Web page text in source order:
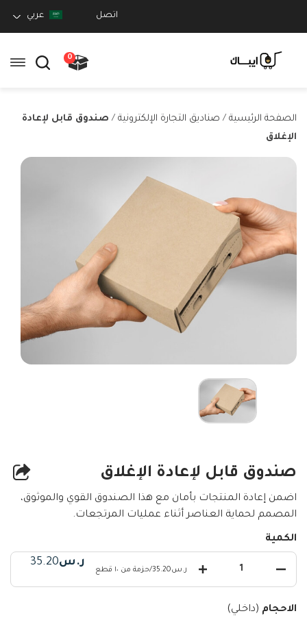
اتصل عربي
0
الصفحة الرئيسية / صناديق التجارة الإلكترونية / صندوق قابل لإعادة
الإغلاق
صندوق قابل لإعادة الإغلاق
اضمن إعادة المنتجات بأمان مع هذا الصندوق القوي والموثوق،
المصمم لحماية العناصر أثناء عمليات المرتجعات.
الكمية
ر.س35.20 /حزمة من ١٠ قطع
ر.س35.20
الاحجام (داخلي)